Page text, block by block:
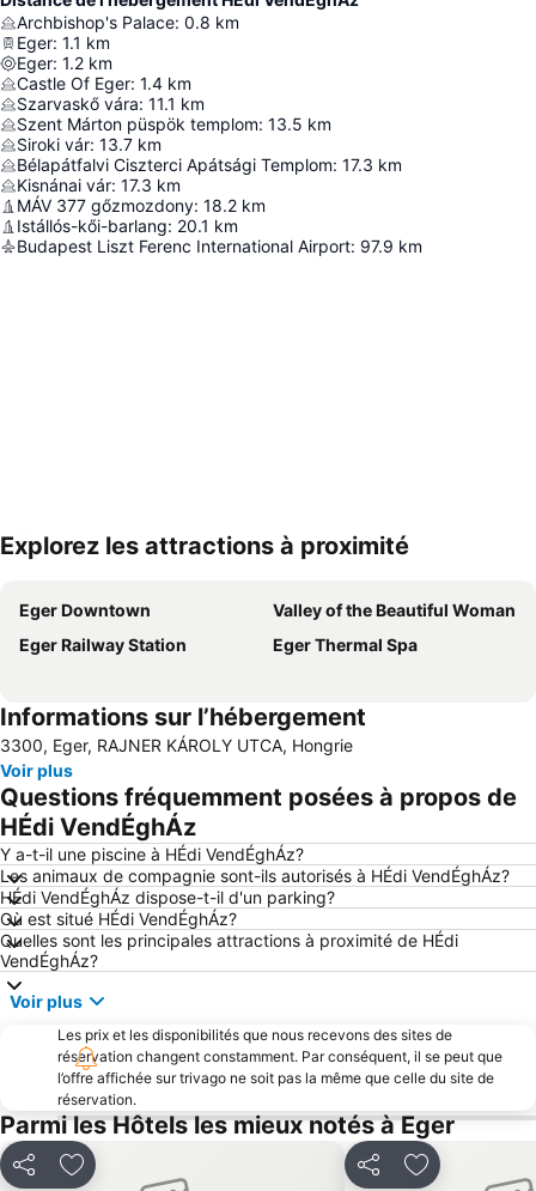
Archbishop's Palace: 0.8 km
Eger: 1.1 km
Eger: 1.2 km
Castle Of Eger: 1.4 km
Szarvaskő vára: 11.1 km
Szent Márton püspök templom: 13.5 km
Siroki vár: 13.7 km
Bélapátfalvi Ciszterci Apátsági Templom: 17.3 km
Kisnánai vár: 17.3 km
MÁV 377 gőzmozdony: 18.2 km
Istállós-kői-barlang: 20.1 km
Budapest Liszt Ferenc International Airport: 97.9 km
Explorez les attractions à proximité
Eger Downtown
Valley of the Beautiful Woman
Eger Railway Station
Eger Thermal Spa
Informations sur l’hébergement
3300, Eger, RAJNER KÁROLY UTCA, Hongrie
Voir plus
Questions fréquemment posées à propos de
HÉdi VendÉghÁz
Y a-t-il une piscine à HÉdi VendÉghÁz?
Les animaux de compagnie sont-ils autorisés à HÉdi VendÉghÁz?
HÉdi VendÉghÁz dispose-t-il d'un parking?
Où est situé HÉdi VendÉghÁz?
Quelles sont les principales attractions à proximité de HÉdi
VendÉghÁz?
Voir plus
Les prix et les disponibilités que nous recevons des sites de
réservation changent constamment. Par conséquent, il se peut que
l’offre affichée sur trivago ne soit pas la même que celle du site de
réservation.
Parmi les Hôtels les mieux notés à Eger
PartagerAjouter à mes favoris PartagerAjouter à